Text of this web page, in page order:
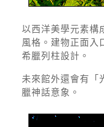
以西洋美學元素構
風格。建物正面入
希臘列柱設計。
未來館外還會有「
臘神話意象。